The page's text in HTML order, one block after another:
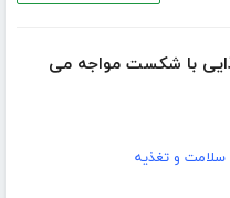
با شکست مواجه می
و تغذیه